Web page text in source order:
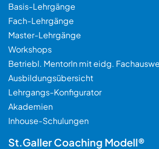
Basis-Lehrgänge
Fach-Lehrgänge
Master-Lehrgänge
Workshops
Betriebl. MentorIn mit eidg.
Ausbildungsübersicht
Lehrgangs-Konfigurator
Akademien
Inhouse-Schulungen
St.Galler Coaching Modell®